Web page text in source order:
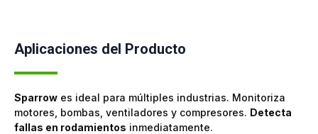
Aplicaciones del Producto
Sparrow es ideal para múltiples industrias. Monitoriza
motores, bombas, ventiladores y compresores. Detecta
fallas en rodamientos inmediatamente.